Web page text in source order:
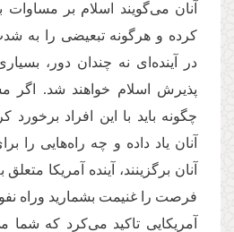
آنان می‌گویند اسلام بر مساوات
کرده و هرگونه تبعیضی را به
در آینده‌ای نه چندان دور،
پذیرش اسلام خواهند شد. اگر
چگونه باید با این افراد برخورد
آنان یاد داده و چه راه‌هایی را
آنان برگزینند، آینده آمریکا
فرصت را غنیمت بشمارید وراه نفوذ
آمریکایی تاکید می‌کرد که شما